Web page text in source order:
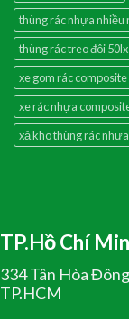
thùng rác nhựa nhiều
thùng rác treo đôi
xe gom rác composite
xe rác nhựa
xả kho thùng rác
TP.Hồ Chí
334 Tân Hòa
TP.HCM